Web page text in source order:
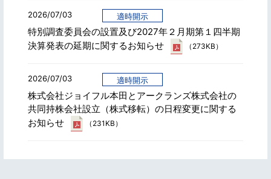
2026/07/03 適時開示
特別調査委員会の設置及び2027年２月期第１四半期
決算発表の延期に関するお知らせ
（273KB）
2026/07/03 適時開示
株式会社ジョイフル本田とアークランズ株式会社の
共同持株会社設立（株式移転）の日程変更に関する
お知らせ
（231KB）